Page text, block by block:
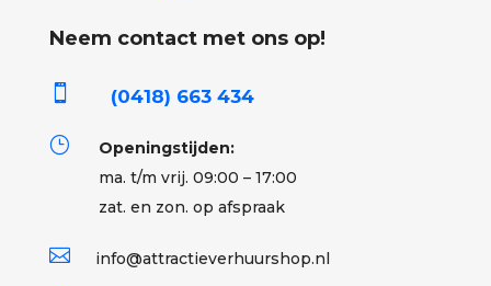
Neem contact met ons op!
 (0418) 663 434
}
Openingstijden:
ma. t/m vrij. 09:00 – 17:00
zat. en zon. op afspraak
 info@attractieverhuurshop.nl